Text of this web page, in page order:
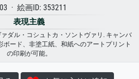
· 絵画ID: 353211
表現主義
ダル・コシュトカ・ソントヴァリ. キャンバ
ボード、非塗工紙、和紙へのアートプリント
の印刷が可能。